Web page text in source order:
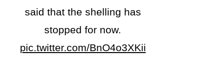
said that the shelling has
stopped for now.
pic.twitter.com/BnO4o3XKii